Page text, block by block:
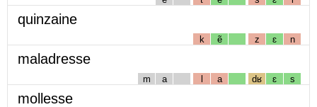
quinzaine
k ẽ z ɛ n
maladresse
m a l a dʁ ɛ s
mollesse